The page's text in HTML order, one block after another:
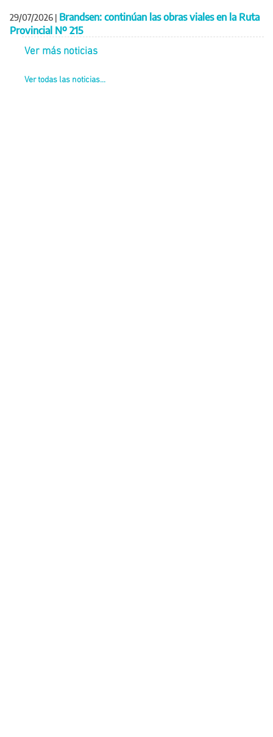
29/07/2026 | Brandsen: continúan las obras viales en la Ruta
Provincial Nº 215
Ver más noticias
Ver todas las noticias...